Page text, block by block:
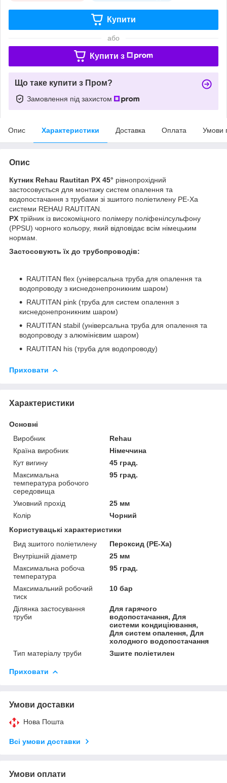
Купити
або
Купити з
Що таке купити з Пром?
Замовлення під захистом
Опис Характеристики Доставка Оплата Умови
Опис
Кутник Rehau Rautitan PX 45° рівнопрохідний
застосовується для монтажу систем опалення та
водопостачання з трубами зі зшитого поліетилену PE-Xa
системи REHAU RAUTITAN.
PX трійник із високоміцного полімеру поліфенілсульфону
(PPSU) чорного кольору, який відповідає всім німецьким
нормам.
Застосовують їх до трубопроводів:
RAUTITAN flex (універсальна труба для опалення та
водопроводу з киснедонепроникним шаром)
RAUTITAN pink (труба для систем опалення з
киснедонепроникним шаром)
RAUTITAN stabil (універсальна труба для опалення та
водопроводу з алюмінієвим шаром)
RAUTITAN his (труба для водопроводу)
Приховати
Характеристики
Основні
Виробник
Rehau
Країна виробник
Німеччина
Кут вигину
45 град.
Максимальна
температура робочого
середовища
95 град.
Умовний прохід
25 мм
Колір
Чорний
Користувацькі характеристики
Вид зшитого поліетилену
Пероксид (PE-Xa)
Внутрішній діаметр
25 мм
Максимальна робоча
температура
95 град.
Максимальний робочий
тиск
10 бар
Ділянка застосування
труби
Для гарячого
водопостачання, Для
системи кондиціювання,
Для систем опалення, Для
холодного водопостачання
Тип матеріалу труби
Зшите поліетилен
Приховати
Умови доставки
Нова Пошта
Всі умови доставки
Умови оплати